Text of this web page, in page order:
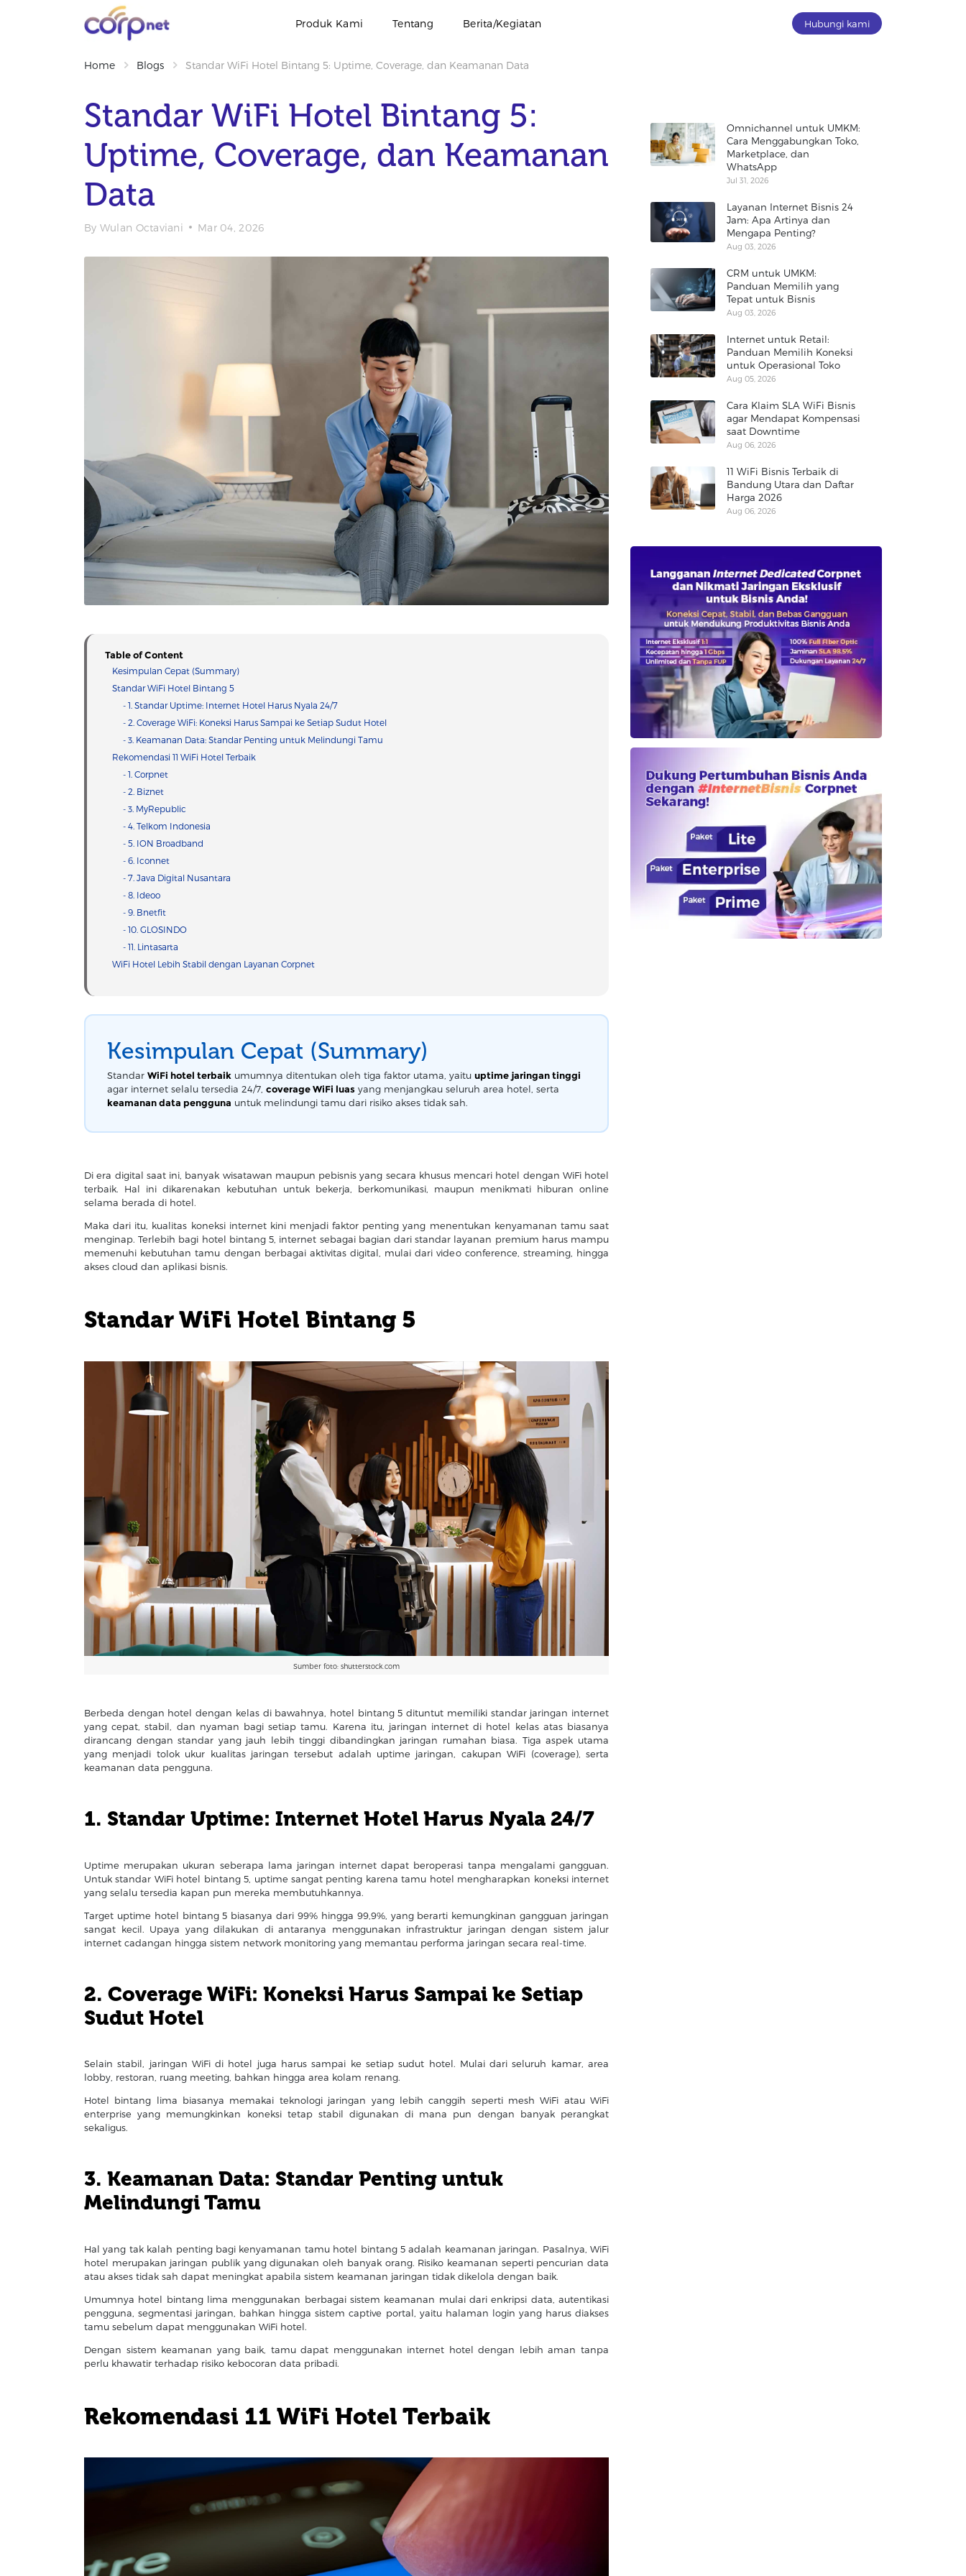
Produk Kami Tentang Berita/Kegiatan Hubungi kami
Home Blogs Standar WiFi Hotel Bintang 5: Uptime, Coverage, dan Keamanan Data
Standar WiFi Hotel Bintang 5:
Uptime, Coverage, dan Keamanan
Data
By Wulan Octaviani Mar 04, 2026
Table of Content
Kesimpulan Cepat (Summary)
Standar WiFi Hotel Bintang 5
- 1. Standar Uptime: Internet Hotel Harus Nyala 24/7
- 2. Coverage WiFi: Koneksi Harus Sampai ke Setiap Sudut Hotel
- 3. Keamanan Data: Standar Penting untuk Melindungi Tamu
Rekomendasi 11 WiFi Hotel Terbaik
- 1. Corpnet
- 2. Biznet
- 3. MyRepublic
- 4. Telkom Indonesia
- 5. ION Broadband
- 6. Iconnet
- 7. Java Digital Nusantara
- 8. Ideoo
- 9. Bnetfit
- 10. GLOSINDO
- 11. Lintasarta
WiFi Hotel Lebih Stabil dengan Layanan Corpnet
Kesimpulan Cepat (Summary)
Standar WiFi hotel terbaik umumnya ditentukan oleh tiga faktor utama, yaitu uptime jaringan tinggi
agar internet selalu tersedia 24/7, coverage WiFi luas yang menjangkau seluruh area hotel, serta
keamanan data pengguna untuk melindungi tamu dari risiko akses tidak sah.
Di era digital saat ini, banyak wisatawan maupun pebisnis yang secara khusus mencari hotel dengan WiFi hotel
terbaik. Hal ini dikarenakan kebutuhan untuk bekerja, berkomunikasi, maupun menikmati hiburan online
selama berada di hotel.
Maka dari itu, kualitas koneksi internet kini menjadi faktor penting yang menentukan kenyamanan tamu saat
menginap. Terlebih bagi hotel bintang 5, internet sebagai bagian dari standar layanan premium harus mampu
memenuhi kebutuhan tamu dengan berbagai aktivitas digital, mulai dari video conference, streaming, hingga
akses cloud dan aplikasi bisnis.
Standar WiFi Hotel Bintang 5
Sumber foto: shutterstock.com
Berbeda dengan hotel dengan kelas di bawahnya, hotel bintang 5 dituntut memiliki standar jaringan internet
yang cepat, stabil, dan nyaman bagi setiap tamu. Karena itu, jaringan internet di hotel kelas atas biasanya
dirancang dengan standar yang jauh lebih tinggi dibandingkan jaringan rumahan biasa. Tiga aspek utama
yang menjadi tolok ukur kualitas jaringan tersebut adalah uptime jaringan, cakupan WiFi (coverage), serta
keamanan data pengguna.
1. Standar Uptime: Internet Hotel Harus Nyala 24/7
Uptime merupakan ukuran seberapa lama jaringan internet dapat beroperasi tanpa mengalami gangguan.
Untuk standar WiFi hotel bintang 5, uptime sangat penting karena tamu hotel mengharapkan koneksi internet
yang selalu tersedia kapan pun mereka membutuhkannya.
Target uptime hotel bintang 5 biasanya dari 99% hingga 99,9%, yang berarti kemungkinan gangguan jaringan
sangat kecil. Upaya yang dilakukan di antaranya menggunakan infrastruktur jaringan dengan sistem jalur
internet cadangan hingga sistem network monitoring yang memantau performa jaringan secara real-time.
2. Coverage WiFi: Koneksi Harus Sampai ke Setiap
Sudut Hotel
Selain stabil, jaringan WiFi di hotel juga harus sampai ke setiap sudut hotel. Mulai dari seluruh kamar, area
lobby, restoran, ruang meeting, bahkan hingga area kolam renang.
Hotel bintang lima biasanya memakai teknologi jaringan yang lebih canggih seperti mesh WiFi atau WiFi
enterprise yang memungkinkan koneksi tetap stabil digunakan di mana pun dengan banyak perangkat
sekaligus.
3. Keamanan Data: Standar Penting untuk
Melindungi Tamu
Hal yang tak kalah penting bagi kenyamanan tamu hotel bintang 5 adalah keamanan jaringan. Pasalnya, WiFi
hotel merupakan jaringan publik yang digunakan oleh banyak orang. Risiko keamanan seperti pencurian data
atau akses tidak sah dapat meningkat apabila sistem keamanan jaringan tidak dikelola dengan baik.
Umumnya hotel bintang lima menggunakan berbagai sistem keamanan mulai dari enkripsi data, autentikasi
pengguna, segmentasi jaringan, bahkan hingga sistem captive portal, yaitu halaman login yang harus diakses
tamu sebelum dapat menggunakan WiFi hotel.
Dengan sistem keamanan yang baik, tamu dapat menggunakan internet hotel dengan lebih aman tanpa
perlu khawatir terhadap risiko kebocoran data pribadi.
Rekomendasi 11 WiFi Hotel Terbaik
Omnichannel untuk UMKM:
Cara Menggabungkan Toko,
Marketplace, dan
WhatsApp
Jul 31, 2026
Layanan Internet Bisnis 24
Jam: Apa Artinya dan
Mengapa Penting?
Aug 03, 2026
CRM untuk UMKM:
Panduan Memilih yang
Tepat untuk Bisnis
Aug 03, 2026
Internet untuk Retail:
Panduan Memilih Koneksi
untuk Operasional Toko
Aug 05, 2026
Cara Klaim SLA WiFi Bisnis
agar Mendapat Kompensasi
saat Downtime
Aug 06, 2026
11 WiFi Bisnis Terbaik di
Bandung Utara dan Daftar
Harga 2026
Aug 06, 2026